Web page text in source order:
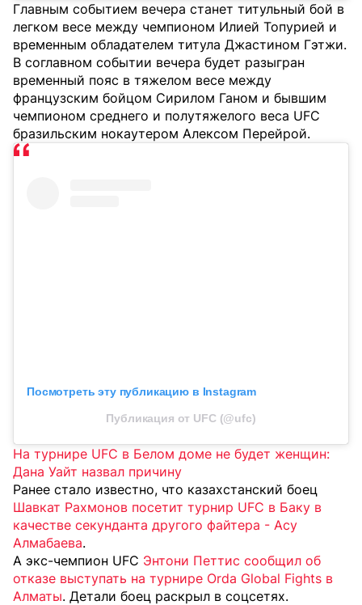
Главным событием вечера станет титульный бой в
легком весе между чемпионом Илией Топурией и
временным обладателем титула Джастином Гэтжи.
В соглавном событии вечера будет разыгран
временный пояс в тяжелом весе между
французским бойцом Сирилом Ганом и бывшим
чемпионом среднего и полутяжелого веса UFC
бразильским нокаутером Алексом Перейрой.
Посмотреть эту публикацию в Instagram
Публикация от UFC (@ufc)
На турнире UFC в Белом доме не будет женщин:
Дана Уайт назвал причину
Ранее стало известно, что казахстанский боец
Шавкат Рахмонов посетит турнир UFC в Баку в
качестве секунданта другого файтера - Асу
Алмабаева.
А экс-чемпион UFC Энтони Петтис сообщил об
отказе выступать на турнире Orda Global Fights в
Алматы. Детали боец раскрыл в соцсетях.